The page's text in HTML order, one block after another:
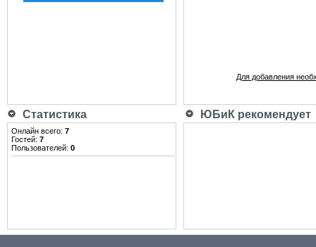
Для добавления
Статистика ЮБиК рекомендует
Онлайн всего: 7
Гостей: 7
Пользователей: 0